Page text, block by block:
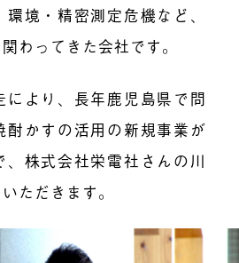
境・精密測定危機など、
わってきた会社です。
により、長年鹿児島県で問
酎かすの活用の新規事業が
、株式会社栄電社さんの川
ただきます。